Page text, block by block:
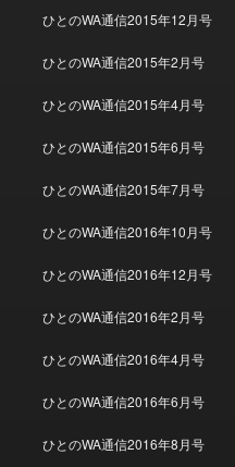
ひとのWA通信2015年12月号
ひとのWA通信2015年2月号
ひとのWA通信2015年4月号
ひとのWA通信2015年6月号
ひとのWA通信2015年7月号
ひとのWA通信2016年10月号
ひとのWA通信2016年12月号
ひとのWA通信2016年2月号
ひとのWA通信2016年4月号
ひとのWA通信2016年6月号
ひとのWA通信2016年8月号